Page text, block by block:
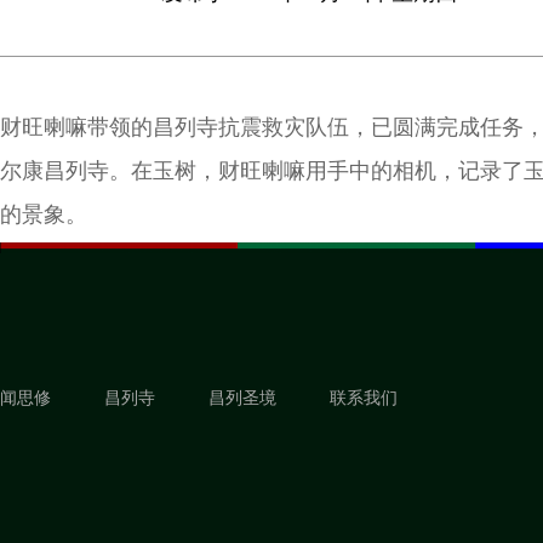
财旺喇嘛带领的昌列寺抗震救灾队伍，已圆满完成任务
尔康昌列寺。在玉树，财旺喇嘛用手中的相机，记录了
的景象。
闻思修 昌列寺 昌列圣境 联系我们